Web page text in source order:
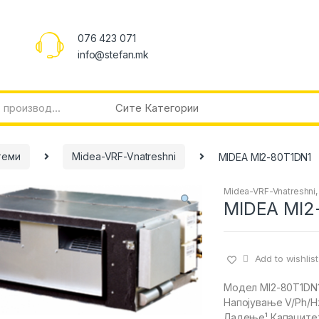
076 423 071
info@stefan.mk
Midea-VRF-Vnatreshni MIDEA MI2-80T1DN1
Midea-VRF-Vnatreshni,
MIDEA
Add to wishlist
Модел MI2-
Напојување V/Ph/